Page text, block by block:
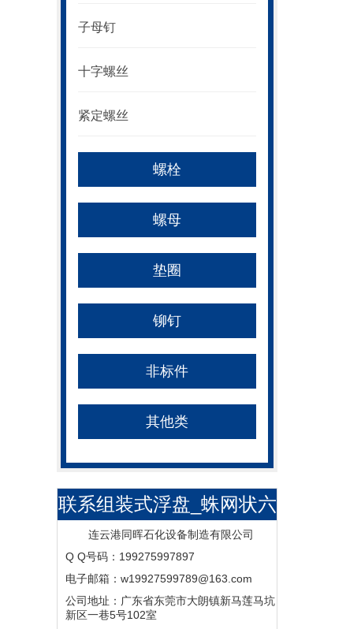
子母钉
十字螺丝
紧定螺丝
螺栓
螺母
垫圈
铆钉
非标件
其他类
联系组装式浮盘_蛛网状六
边形浮盘_井字形内浮盘-
连云港同晖石化设备制造
有限公司
连云港同晖石化设备制造有限公司
Q Q号码：199275997897
电子邮箱：w19927599789@163.com
公司地址：广东省东莞市大朗镇新马莲马坑
新区一巷5号102室